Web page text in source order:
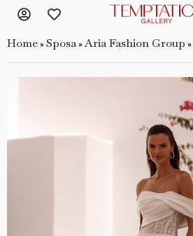
Home» Sposa»Aria Fashion Group »